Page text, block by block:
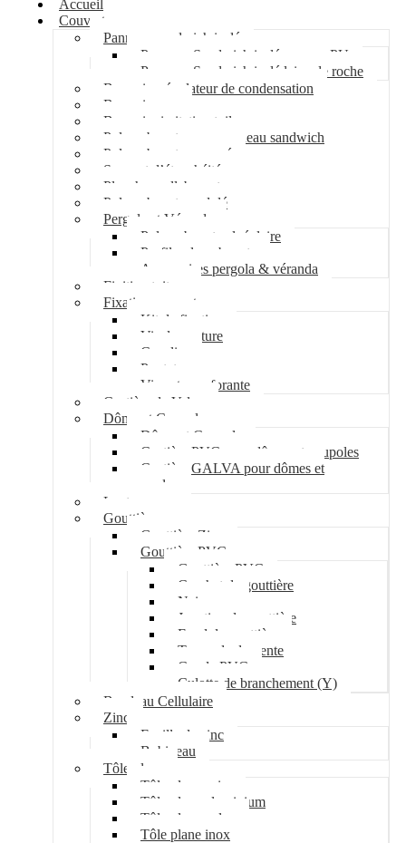
Accueil
Couverture
Panneau sandwich isolé
Panneau Sandwich isolé mousse PU
Panneau Sandwich isolé laine de roche
Bac acier régulateur de condensation
Bac acier sec
Bac acier imitation tuile
Polycarbonate pour panneau sandwich
Polycarbonate nervuré
Support d’étanchéité
Plancher collaborant
Polycarbonate ondulé
Pergola et Véranda
Polycarbonate alvéolaire
Profil polycarbonate
Accessoires pergola & véranda
Finition toiture
Fixation couverture
Kit de fixation
Vis de couture
Cavalier
Pontet
Vis auto-perforante
Costière de Velux
Dôme et Coupole
Dôme et Coupole
Costière PVC pour dômes et coupoles
Costière GALVA pour dômes et
coupoles
Lanterneau
Gouttière
Gouttière Zinc
Gouttière PVC
Gouttière PVC
Crochet de gouttière
Naissance
Jonction de gouttière
Fond de gouttière
Tuyau de descente
Coude PVC
Culotte de branchement (Y)
Bandeau Cellulaire
Zinc
Feuille de zinc
Bobineau
Tôle plane
Tôle plane acier
Tôle plane aluminium
Tôle plane galva
Tôle plane inox